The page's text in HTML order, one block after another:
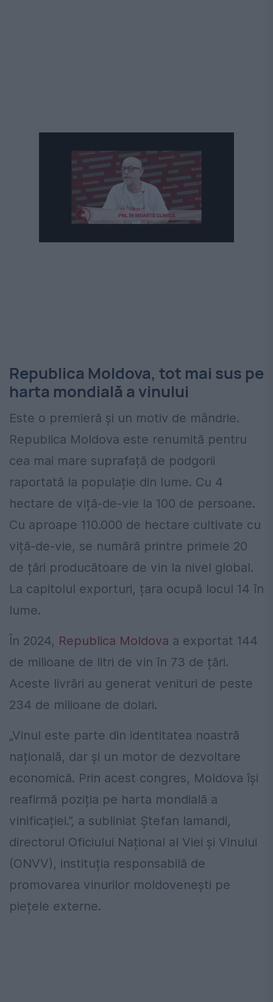
Republica Moldova, tot mai sus pe
harta mondială a vinului
Este o premieră și un motiv de mândrie.
Republica Moldova este renumită pentru
cea mai mare suprafață de podgorii
raportată la populație din lume. Cu 4
hectare de viță-de-vie la 100 de persoane.
Cu aproape 110.000 de hectare cultivate cu
viță-de-vie, se numără printre primele 20
de țări producătoare de vin la nivel global.
La capitolul exporturi, țara ocupă locul 14 în
lume.
În 2024, Republica Moldova a exportat 144
de milioane de litri de vin în 73 de țări.
Aceste livrări au generat venituri de peste
234 de milioane de dolari.
„Vinul este parte din identitatea noastră
națională, dar și un motor de dezvoltare
economică. Prin acest congres, Moldova își
reafirmă poziția pe harta mondială a
vinificației.”, a subliniat Ștefan Iamandi,
directorul Oficiului Național al Viei și Vinului
(ONVV), instituția responsabilă de
promovarea vinurilor moldovenești pe
piețele externe.